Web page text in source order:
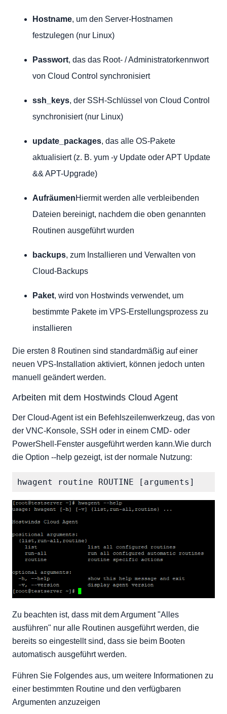
Hostname, um den Server-Hostnamen
festzulegen (nur Linux)
Passwort, das das Root- / Administratorkennwort
von Cloud Control synchronisiert
ssh_keys, der SSH-Schlüssel von Cloud Control
synchronisiert (nur Linux)
update_packages, das alle OS-Pakete
aktualisiert (z. B. yum -y Update oder APT Update
&& APT-Upgrade)
AufräumenHiermit werden alle verbleibenden
Dateien bereinigt, nachdem die oben genannten
Routinen ausgeführt wurden
backups, zum Installieren und Verwalten von
Cloud-Backups
Paket, wird von Hostwinds verwendet, um
bestimmte Pakete im VPS-Erstellungsprozess zu
installieren
Die ersten 8 Routinen sind standardmäßig auf einer
neuen VPS-Installation aktiviert, können jedoch unten
manuell geändert werden.
Arbeiten mit dem Hostwinds Cloud Agent
Der Cloud-Agent ist ein Befehlszeilenwerkzeug, das von
der VNC-Konsole, SSH oder in einem CMD- oder
PowerShell-Fenster ausgeführt werden kann.Wie durch
die Option --help gezeigt, ist der normale Nutzung:
Zu beachten ist, dass mit dem Argument "Alles
ausführen" nur alle Routinen ausgeführt werden, die
bereits so eingestellt sind, dass sie beim Booten
automatisch ausgeführt werden.
Führen Sie Folgendes aus, um weitere Informationen zu
einer bestimmten Routine und den verfügbaren
Argumenten anzuzeigen